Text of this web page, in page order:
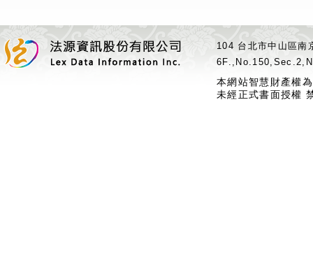
104 台北市中山區
本網站智慧財產權
未經正式書面授權